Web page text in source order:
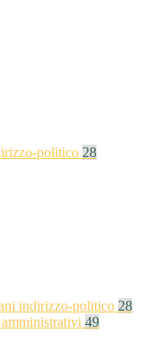
politico 28
indirizzo-politico 28
49